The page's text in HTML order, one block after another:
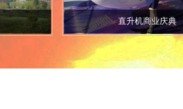
直升机商业庆典